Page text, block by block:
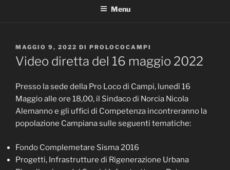
Menu
PUBBLICATO
IL
MAGGIO 9, 2022 DI PROLOCOCAMPI
Video diretta del 16 maggio 2022
Presso la sede della Pro Loco di Campi, lunedì 16
Maggio alle ore 18,00, il Sindaco di Norcia Nicola
Alemanno e gli uffici di Competenza incontreranno la
popolazione Campiana sulle seguenti tematiche:
Fondo Complemetare Sisma 2016
Progetti, Infrastrutture di Rigenerazione Urbana